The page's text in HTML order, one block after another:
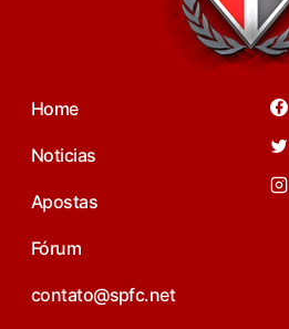
Home
Noticias
Apostas
Fórum
contato@spfc.net